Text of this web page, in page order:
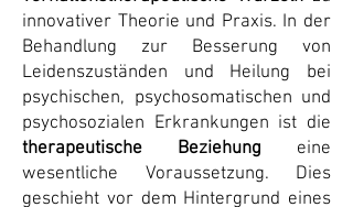
innovativer Theorie und Praxis. In der
Behandlung zur Besserung von
Leidenszuständen und Heilung bei
psychischen, psychosomatischen und
psychosozialen Erkrankungen ist die
therapeutische Beziehung eine
wesentliche Voraussetzung. Dies
geschieht vor dem Hintergrund eines